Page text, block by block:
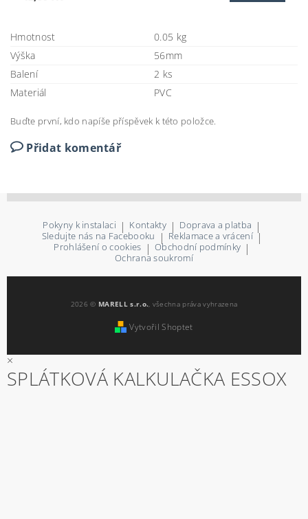
Hmotnost
0.05 kg
Výška
56mm
Balení
2 ks
Materiál
PVC
Buďte první, kdo napíše příspěvek k této položce.
Přidat komentář
Pokyny k instalaci | Kontakty | Doprava a platba |
Sledujte nás na Facebooku | Reklamace a vrácení |
Prohlášení o cookies | Obchodní podmínky |
Ochrana soukromí
2026 © MARELL s.r.o. , všechna práva vyhrazena
Vytvořil Shoptet
×
SPLÁTKOVÁ KALKULAČKA ESSOX